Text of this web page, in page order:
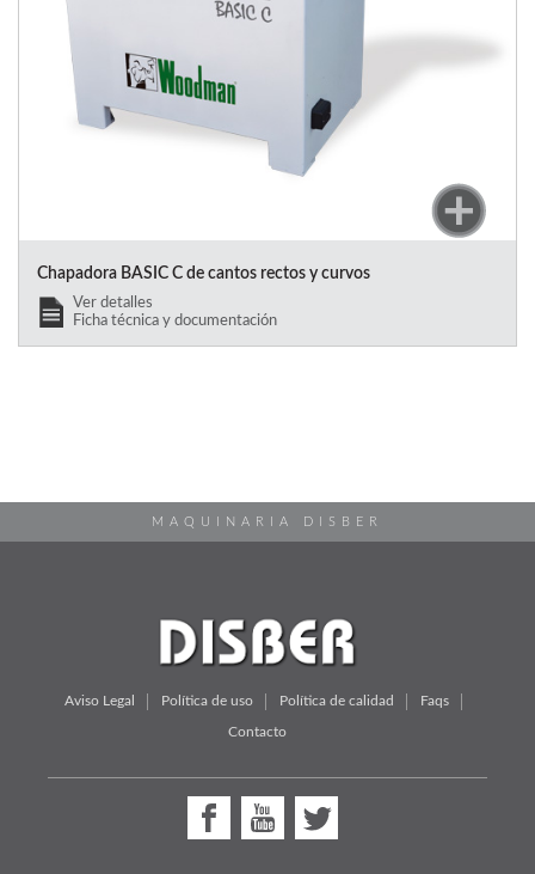
Chapadora BASIC C de cantos rectos y curvos
Ver detalles
Ficha técnica y documentación
MAQUINARIA DISBER
Aviso Legal Política de uso Política de calidad Faqs
Contacto